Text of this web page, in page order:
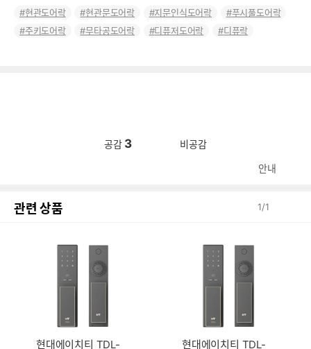
현관도어락 현관문도어락 지문인식도어락
푸시풀도어락
주키도어락
무타공도어락 디퓨저도어락 디퓨락
공감 3 비공감
안내
관련 상품 1/1
현대에이치티 TDL- 현대에이치티 TDL-